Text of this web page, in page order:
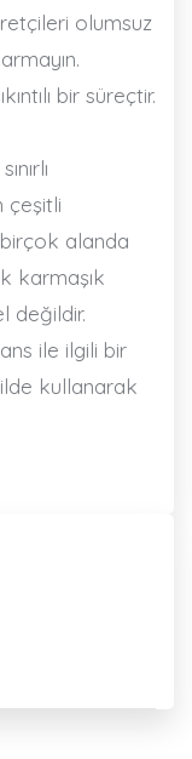
olumsuz
bir süreçtir.
çeşitli
alanda
karmaşık
değildir.
ile ilgili bir
kullanarak